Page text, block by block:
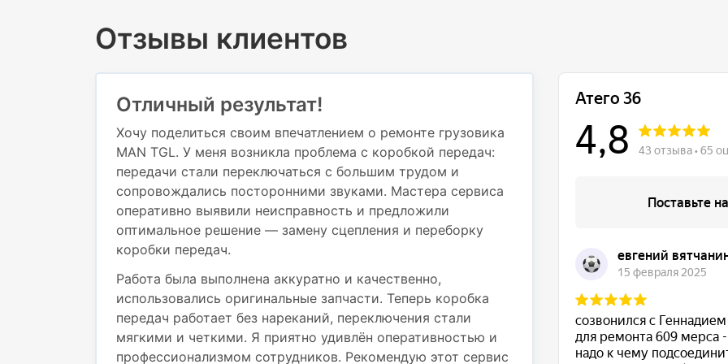
Отзывы клиентов
Отличный результат!
Хочу поделиться своим впечатлением о ремонте грузовика
MAN TGL. У меня возникла проблема с коробкой передач:
передачи стали переключаться с большим трудом и
сопровождались посторонними звуками. Мастера сервиса
оперативно выявили неисправность и предложили
оптимальное решение — замену сцепления и переборку
коробки передач.
Работа была выполнена аккуратно и качественно,
использовались оригинальные запчасти. Теперь коробка
передач работает без нареканий, переключения стали
мягкими и четкими. Я приятно удивлён оперативностью и
профессионализмом сотрудников. Рекомендую этот сервис
деталям
Недавно обращался в
частью. При
вибрация на рулевом
подвески — пришлось
также провести
Работы были
использовали
выполненные работы.
стабильно, никаких